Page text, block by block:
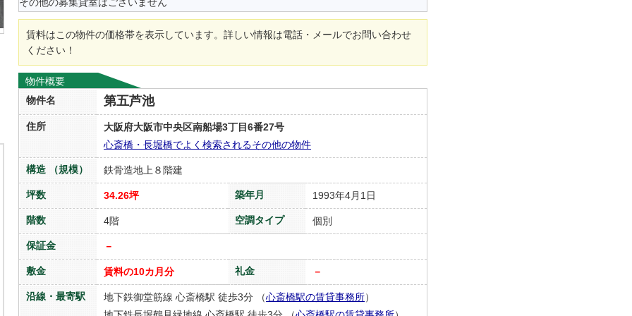
賃料はこの物件の価格帯を表示しています。詳しい情報は電話・メールでお問い合わせ
ください！
物件概要
物件名
第五芦池
住所
大阪府大阪市中央区南船場3丁目6番27号
心斎橋・長堀橋でよく検索されるその他の物件
構造 （規模） 鉄骨造地上８階建
坪数 34.26坪 築年月 1993年4月1日
階数 4階 空調タイプ 個別
保証金 －
敷金 賃料の10カ月分 礼金 －
沿線・最寄駅 地下鉄御堂筋線 心斎橋駅 徒歩3分 （心斎橋駅の賃貸事務所）